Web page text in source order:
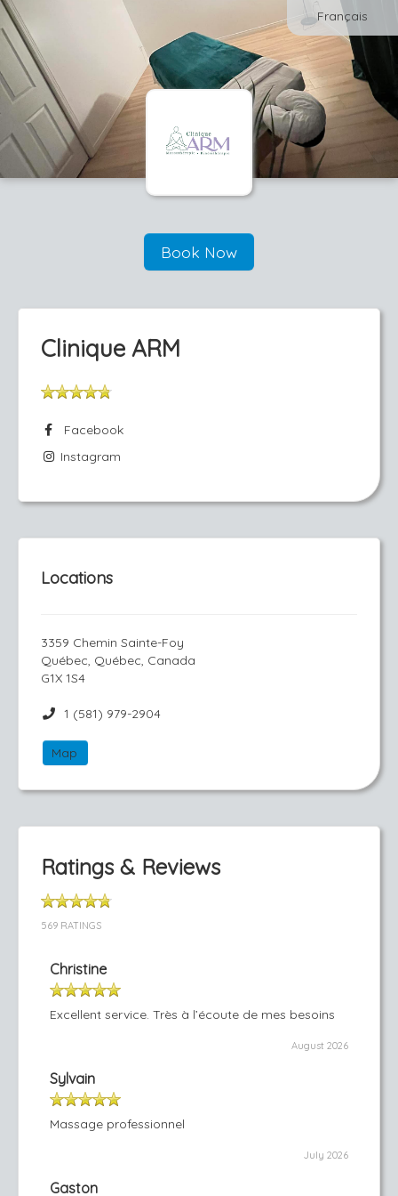
Français
Book Now
Clinique ARM
Facebook
Instagram
Locations
3359 Chemin Sainte-Foy
Québec, Québec, Canada
G1X 1S4
1 (581) 979-2904
Map
Ratings & Reviews
569 RATINGS
Christine
Excellent service. Très à l’écoute de mes besoins
August 2026
Sylvain
Massage professionnel
July 2026
Gaston